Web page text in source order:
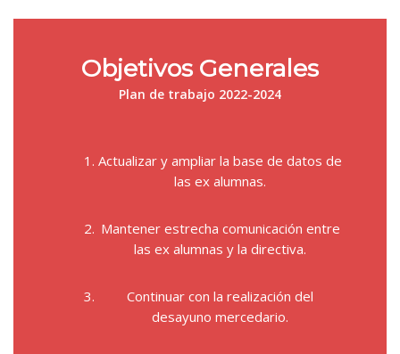
Objetivos Generales
Plan de trabajo 2022-2024
Actualizar y ampliar la base de datos de
las ex alumnas.
Mantener estrecha comunicación entre
las ex alumnas y la directiva.
Continuar con la realización del
desayuno mercedario.